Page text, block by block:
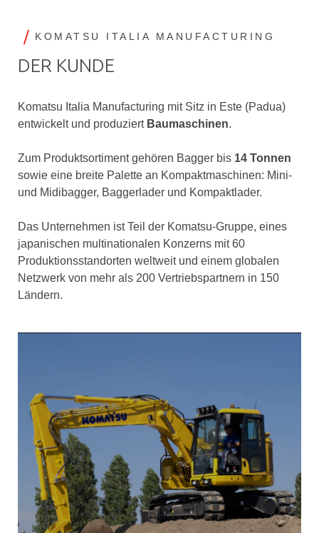
KOMATSU ITALIA MANUFACTURING
DER KUNDE
Komatsu Italia Manufacturing mit Sitz in Este (Padua)
entwickelt und produziert Baumaschinen.
Zum Produktsortiment gehören Bagger bis 14 Tonnen
sowie eine breite Palette an Kompaktmaschinen: Mini-
und Midibagger, Baggerlader und Kompaktlader.
Das Unternehmen ist Teil der Komatsu-Gruppe, eines
japanischen multinationalen Konzerns mit 60
Produktionsstandorten weltweit und einem globalen
Netzwerk von mehr als 200 Vertriebspartnern in 150
Ländern.